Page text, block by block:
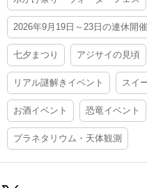
2026年9月19日～23日の連休開
七夕まつり アジサイの見頃
リアル謎解きイベント スイ
お酒イベント 恐竜イベント
プラネタリウム・天体観測